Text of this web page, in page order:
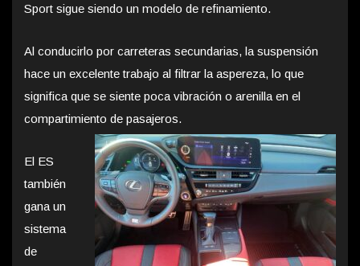
Sport sigue siendo un modelo de refinamiento.
Al conducirlo por carreteras secundarias, la suspensión
hace un excelente trabajo al filtrar la aspereza, lo que
significa que se siente poca vibración o arenilla en el
compartimiento de pasajeros.
El ES
también
gana un
sistema
de